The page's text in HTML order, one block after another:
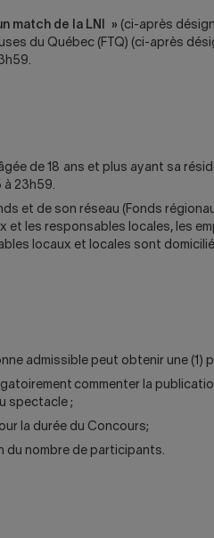
match de la LNI » (ci-après
du Québec (FTQ) (ci-après
de 18 ans et plus ayant sa
à 23h59.
et de son réseau (Fonds
et les responsables locales, les
locaux et locales sont
admissible peut obtenir une (1)
commenter la
spectacle ;
la durée du Concours;
du nombre de participants.